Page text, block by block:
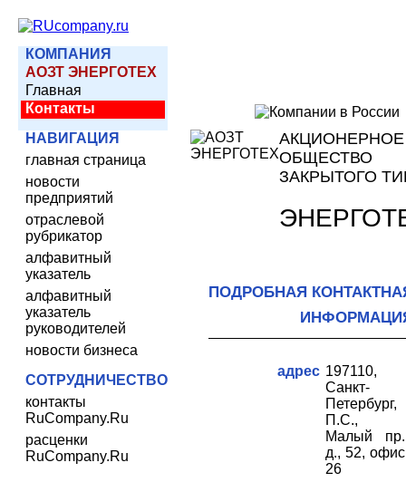
КОМПАНИЯ
АОЗТ ЭНЕРГОТЕХ
Главная
Контакты
НАВИГАЦИЯ
главная страница
новости
предприятий
отраслевой
рубрикатор
алфавитный
указатель
алфавитный
указатель
руководителей
новости бизнеса
СОТРУДНИЧЕСТВО
контакты
RuCompany.Ru
расценки
RuCompany.Ru
АКЦИОНЕРНОЕ
ОБЩЕСТВО
ЗАКРЫТОГО
ПОДРОБНАЯ
адрес 197110,
Санкт-
Петербург,
П.С.,
Малый пр.
д., 52, офис
26